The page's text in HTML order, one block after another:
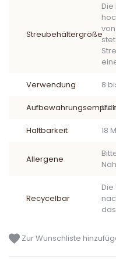
Streubehältergröße
Verwendung 8
Haltbarkeit 18
Allergene
Recycelbar
Zur Wunschliste